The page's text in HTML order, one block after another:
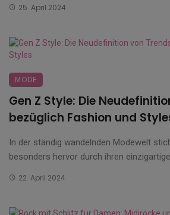
25. April 2024
MODE
Gen Z Style: Die
bezüglich Fashion und
In der ständig wandelnden Modewelt
besonders hervor durch ihren
22. April 2024